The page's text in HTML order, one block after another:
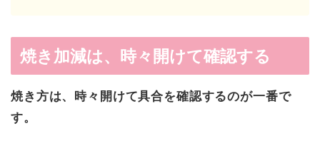
焼き加減は、時々開けて確認する
焼き方は、時々開けて具合を確認するのが一番で
す。